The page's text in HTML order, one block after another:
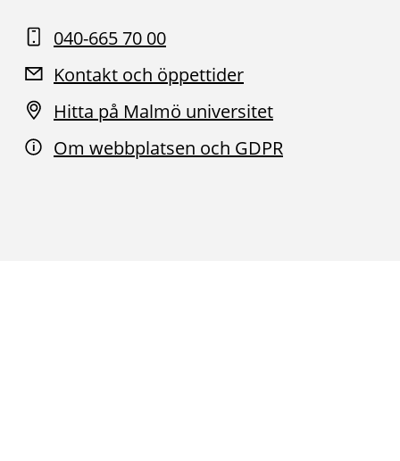
040-665 70 00
Kontakt och öppettider
Hitta på Malmö universitet
Om webbplatsen och GDPR